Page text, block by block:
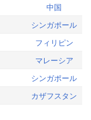
中国
シンガポール
フィリピン
マレーシア
シンガポール
カザフスタン